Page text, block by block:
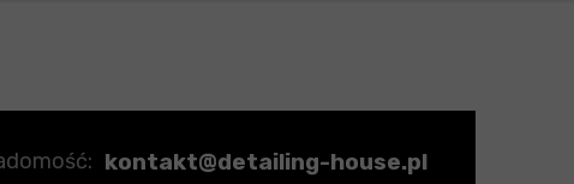
kontakt@detailing-house.pl